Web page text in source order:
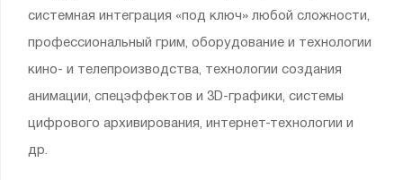
системная интеграция «под ключ» любой сложности,
профессиональный грим, оборудование и технологии
кино- и телепроизводства, технологии создания
анимации, спецэффектов и 3D-графики, системы
цифрового архивирования, интернет-технологии и
др.